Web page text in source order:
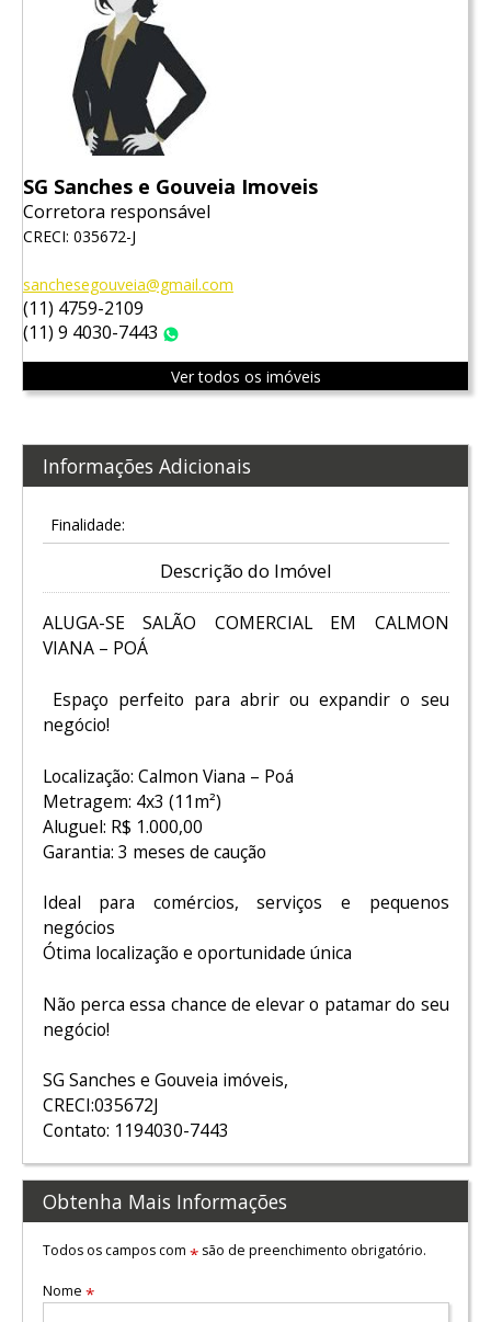
SG Sanches e Gouveia Imoveis
Corretora responsável
CRECI: 035672-J
sanchesegouveia@gmail.com
(11) 4759-2109
(11) 9 4030-7443
Ver todos os imóveis
Informações Adicionais
Finalidade:
Descrição do Imóvel
ALUGA-SE SALÃO COMERCIAL EM CALMON
VIANA – POÁ
Espaço perfeito para abrir ou expandir o seu
negócio!
Localização: Calmon Viana – Poá
Metragem: 4x3 (11m²)
Aluguel: R$ 1.000,00
Garantia: 3 meses de caução
Ideal para comércios, serviços e pequenos
negócios
Ótima localização e oportunidade única
Não perca essa chance de elevar o patamar do seu
negócio!
SG Sanches e Gouveia imóveis,
CRECI:035672J
Contato: 1194030-7443
Obtenha Mais Informações
Todos os campos com *são de preenchimento obrigatório.
Nome *